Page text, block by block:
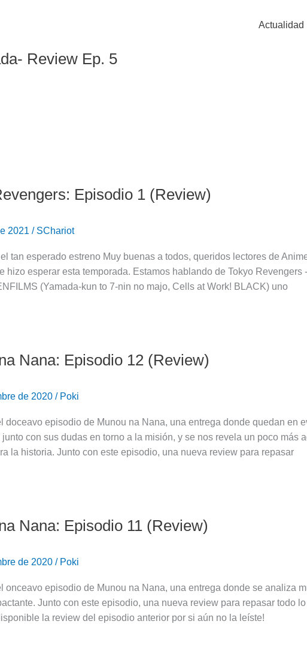
Actualidad
Review Ep. 5
Episodio 1 (Review)
2021 / SChariot
tan esperado estreno Muy buenas a todos, queridos lectores de
hizo esperar esta temporada. Estamos hablando de Tokyo
(Yamada-kun to 7-nin no majo, Cells at Work! BLACK) uno
Nana: Episodio 12 (Review)
de 2020 / Poki
doceavo episodio de Munou na Nana, una entrega donde quedan en
con sus dudas en torno a la misión, y se nos revela un poco más
la historia. Junto con este episodio, una nueva review para repasar
Nana: Episodio 11 (Review)
de 2020 / Poki
onceavo episodio de Munou na Nana, una entrega donde se analiza
Junto con este episodio, una nueva review para repasar todo
la review del episodio anterior por si aún no la leíste!